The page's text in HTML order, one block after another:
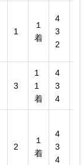
1
１
着
4
3
2
3
1
1
着
4
3
4
2
１
着
4
3
4